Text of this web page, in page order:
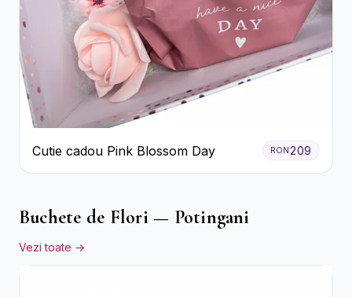
Cutie cadou Pink Blossom Day RON209
Buchete de Flori — Potingani
Vezi toate →